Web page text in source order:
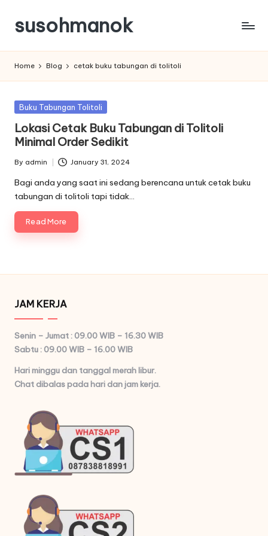
Skip
content
susohmanok
Home Blog cetak buku tabungan di tolitoli
Posted
Buku Tabungan Tolitoli
Lokasi Cetak Buku Tabungan di Tolitoli
Minimal Order Sedikit
Posted
by
By admin January 31, 2024
Bagi anda yang saat ini sedang berencana untuk cetak buku
tabungan di tolitoli tapi tidak…
Read More
JAM KERJA
Senin – Jumat : 09.00 WIB – 16.30 WIB
Sabtu : 09.00 WIB – 16.00 WIB
Hari minggu dan tanggal merah libur.
Chat dibalas pada hari dan jam kerja.